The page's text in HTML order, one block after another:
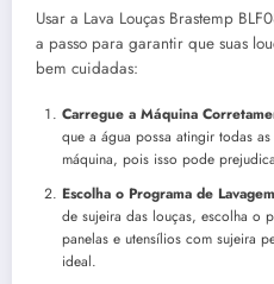
Usar a Lava Louças Brastemp
a passo para garantir que suas
bem cuidadas:
Carregue a Máquina
que a água possa atingir todas
máquina, pois isso pode
Escolha o Programa de
de sujeira das louças, escolha o
panelas e utensílios com sujeira
ideal.